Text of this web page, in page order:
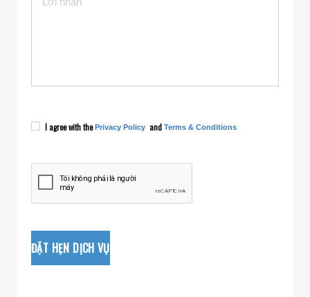
I agree with thePrivacy Policy and Terms & Conditions
ĐẶT HẸN DỊCH VỤ